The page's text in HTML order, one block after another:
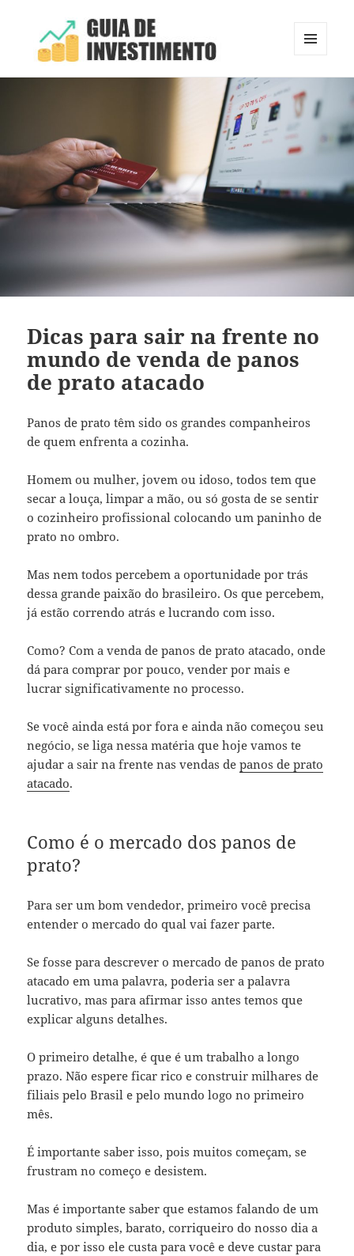
E
WIDGETS
Dicas para sair na frente no
mundo de venda de panos
de prato atacado
Panos de prato têm sido os grandes companheiros
de quem enfrenta a cozinha.
Homem ou mulher, jovem ou idoso, todos tem que
secar a louça, limpar a mão, ou só gosta de se sentir
o cozinheiro profissional colocando um paninho de
prato no ombro.
Mas nem todos percebem a oportunidade por trás
dessa grande paixão do brasileiro. Os que percebem,
já estão correndo atrás e lucrando com isso.
Como? Com a venda de panos de prato atacado, onde
dá para comprar por pouco, vender por mais e
lucrar significativamente no processo.
Se você ainda está por fora e ainda não começou seu
negócio, se liga nessa matéria que hoje vamos te
ajudar a sair na frente nas vendas depanos de prato
atacado.
Como é o mercado dos panos de
prato?
Para ser um bom vendedor, primeiro você precisa
entender o mercado do qual vai fazer parte.
Se fosse para descrever o mercado de panos de prato
atacado em uma palavra, poderia ser a palavra
lucrativo, mas para afirmar isso antes temos que
explicar alguns detalhes.
O primeiro detalhe, é que é um trabalho a longo
prazo. Não espere ficar rico e construir milhares de
filiais pelo Brasil e pelo mundo logo no primeiro
mês.
É importante saber isso, pois muitos começam, se
frustram no começo e desistem.
Mas é importante saber que estamos falando de um
produto simples, barato, corriqueiro do nosso dia a
dia, e por isso ele custa para você e deve custar para